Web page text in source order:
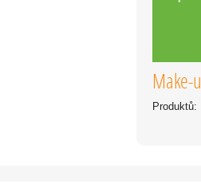
Make-
Produktů: